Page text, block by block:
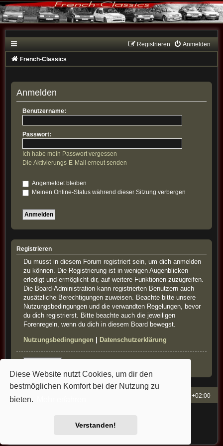
Diese Website nutzt Cookies, um dir den
bestmöglichen Komfort bei der Nutzung zu
bieten.
Verstanden!
Anmelden
Registrieren
French-Classics
Anmelden
Benutzername:
Passwort:
Ich habe mein Passwort vergessen
Die Aktivierungs-E-Mail erneut senden
Angemeldet bleiben
Meinen Online-Status während dieser Sitzung verbergen
Registrieren
Du musst in diesem Forum registriert sein, um dich anmelden
zu können. Die Registrierung ist in wenigen Augenblicken
erledigt und ermöglicht dir, auf weitere Funktionen zuzugreifen.
Die Board-Administration kann registrierten Benutzern auch
zusätzliche Berechtigungen zuweisen. Beachte bitte unsere
Nutzungsbedingungen und die verwandten Regelungen, bevor
du dich registrierst. Bitte beachte auch die jeweiligen
Forenregeln, wenn du dich in diesem Board bewegst.
Nutzungsbedingungen Datenschutzerklärung
French-Classics UTC+02:00
Deutsche Übersetzung durchphpBB.de